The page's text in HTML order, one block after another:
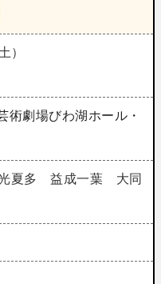
）
術劇場びわ湖ホール・
夏多 益成一葉 大同